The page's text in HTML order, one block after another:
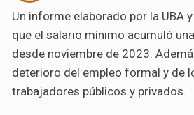
Un informe elaborado por la UBA
que el salario mínimo acumuló
desde noviembre de 2023.
deterioro del empleo formal y de
trabajadores públicos y privados.